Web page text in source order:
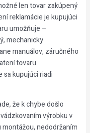
len tovar zakúpený
reklamácie je kupujúci
umožňuje –
mechanicky
manuálov, záručného
tovaru
sa kupujúci riadi
že k chybe došlo
výrobku v
nedodržaním